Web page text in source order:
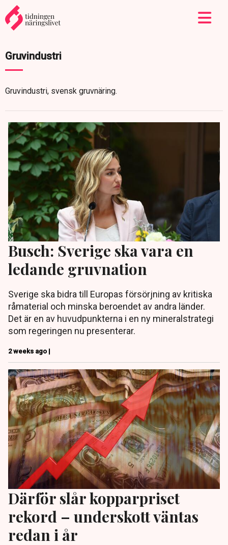
Gruvindustri
Gruvindustri, svensk gruvnäring.
Busch: Sverige ska vara en
ledande gruvnation
Sverige ska bidra till Europas försörjning av kritiska
råmaterial och minska beroendet av andra länder.
Det är en av huvudpunkterna i en ny mineralstrategi
som regeringen nu presenterar.
2 weeks ago |
Därför slår kopparpriset
rekord – underskott väntas
redan i år